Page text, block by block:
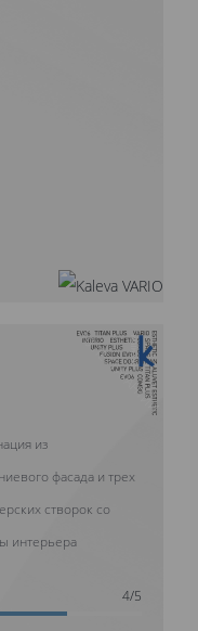
10 ЛЕТ ГАРАНТИИ
из
фасада и трех
створок со
интерьера
4/5